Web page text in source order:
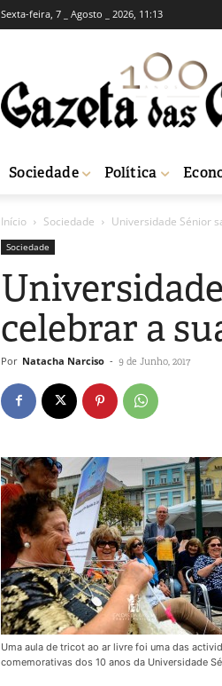
Sexta-feira, 7 _ Agosto _ 2026, 11:13
Sociedade Política
Início Sociedade Universidade Sénior
Sociedade
celebrar a
Por Natacha Narciso - 9 de Junho, 2017
Uma aula de tricot ao ar livre foi uma das
comemorativas dos 10 anos da Universidade